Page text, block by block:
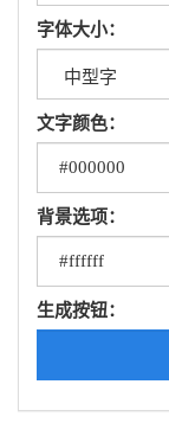
字体大小：
文字颜色：
背景选项：
生成按钮：